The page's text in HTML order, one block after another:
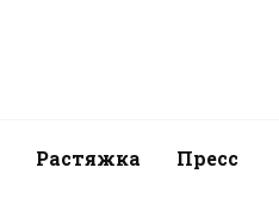
Растяжка Пресс